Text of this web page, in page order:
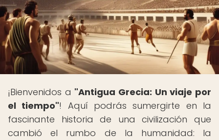
¡Bienvenidos a "Antigua Grecia: Un viaje por
el tiempo"! Aquí podrás sumergirte en la
fascinante historia de una civilización que
cambió el rumbo de la humanidad: la